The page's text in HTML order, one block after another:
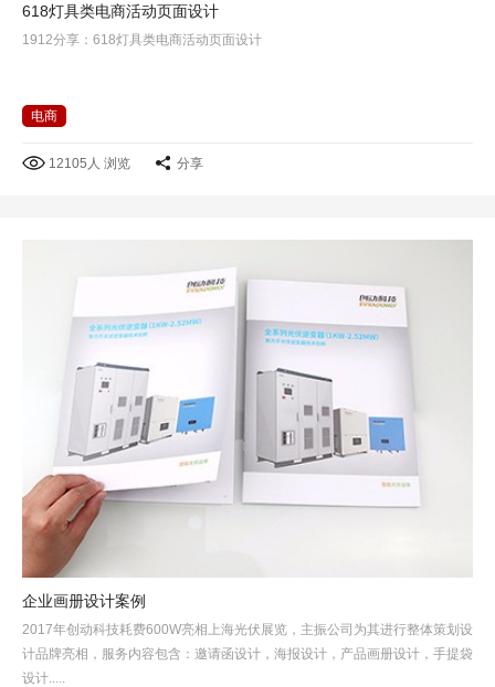
618灯具类电商活动页面设计
1912分享：618灯具类电商活动页面设计
电商
12105人 浏览 分享
企业画册设计案例
2017年创动科技耗费600W亮相上海光伏展览，主振公司为其进行整体策划设
计品牌亮相，服务内容包含：邀请函设计，海报设计，产品画册设计，手提袋
设计.....